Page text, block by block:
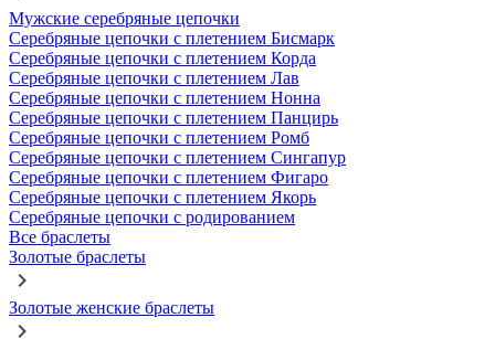
Мужские серебряные цепочки
Серебряные цепочки с плетением Бисмарк
Серебряные цепочки с плетением Корда
Серебряные цепочки с плетением Лав
Серебряные цепочки с плетением Нонна
Серебряные цепочки с плетением Панцирь
Серебряные цепочки с плетением Ромб
Серебряные цепочки с плетением Сингапур
Серебряные цепочки с плетением Фигаро
Серебряные цепочки с плетением Якорь
Серебряные цепочки с родированием
Все браслеты
Золотые браслеты
Золотые женские браслеты